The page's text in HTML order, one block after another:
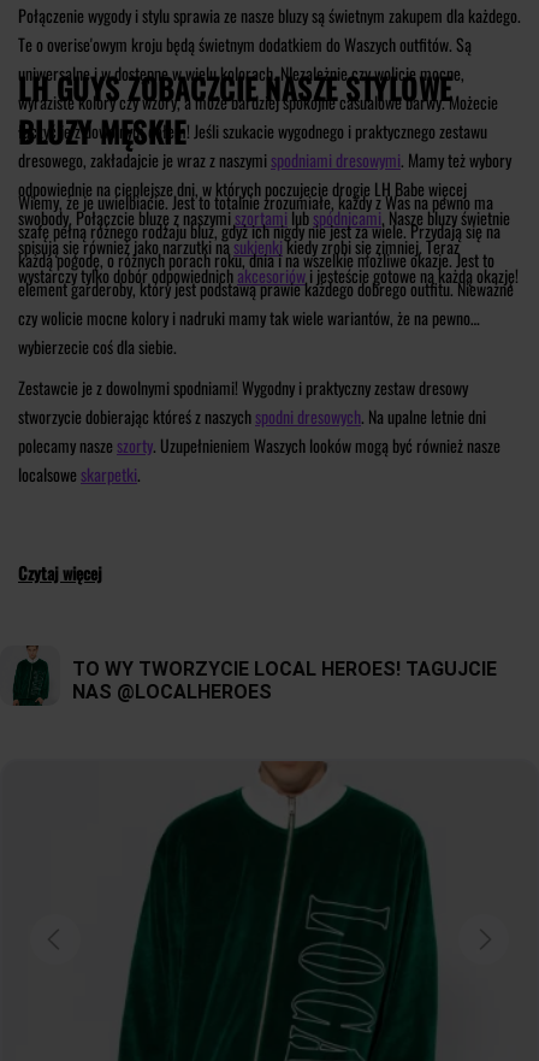
Połączenie wygody i stylu sprawia ze nasze bluzy są świetnym zakupem dla każdego.
Te o overise'owym kroju będą świetnym dodatkiem do Waszych outfitów. Są
uniwersalne i w dostępne w wielu kolorach. NIezależnie czy wolicie mocne,
wyraziste kolory czy wzory, a może bardziej spokojne casualowe barwy. Możecie
łączyć je z dowolnym dołem! Jeśli szukacie wygodnego i praktycznego zestawu
dresowego, zakładajcie je wraz z naszymispodniami dresowymi. Mamy też wybory
odpowiednie na cieplejsze dni, w których poczujecie drogie LH Babe więcej
swobody. Połączcie bluzę z naszymiszortamilubspódnicami. Nasze bluzy świetnie
spisują się również jako narzutki nasukienkikiedy zrobi się zimniej. Teraz
wystarczy tylko dobór odpowiednichakcesoriówi jesteście gotowe na każdą okazję!
LH GUYS ZOBACZCIE NASZE STYLOWE
BLUZY MĘSKIE
Wiemy, że je uwielbiacie. Jest to totalnie zrozumiałe, każdy z Was na pewno ma
szafę pełną różnego rodzaju bluz, gdyż ich nigdy nie jest za wiele. Przydają się na
każdą pogodę, o różnych porach roku, dnia i na wszelkie możliwe okazje. Jest to
element garderoby, który jest podstawą prawie każdego dobrego outfitu. Nieważne
czy wolicie mocne kolory i nadruki mamy tak wiele wariantów, że na pewno
wybierzecie coś dla siebie.
Zestawcie je z dowolnymi spodniami! Wygodny i praktyczny zestaw dresowy
stworzycie dobierając któreś z naszychspodni dresowych. Na upalne letnie dni
polecamy naszeszorty. Uzupełnieniem Waszych looków mogą być również nasze
localsoweskarpetki.
Czytaj więcej